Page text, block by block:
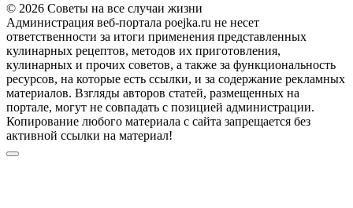
© 2026 Советы на все случаи жизни
Администрация веб-портала poejka.ru не несет
ответственности за итоги применения представленных
кулинарных рецептов, методов их приготовления,
кулинарных и прочих советов, а также за функциональность
ресурсов, на которые есть ссылки, и за содержание рекламных
материалов. Взгляды авторов статей, размещенных на
портале, могут не совпадать с позицией администрации.
Копирование любого материала с сайта запрещается без
активной ссылки на материал!